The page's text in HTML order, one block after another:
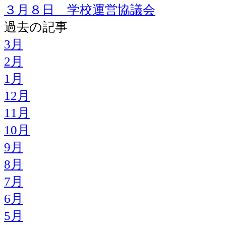
３月８日 学校運営協議会
過去の記事
3月
2月
1月
12月
11月
10月
9月
8月
7月
6月
5月